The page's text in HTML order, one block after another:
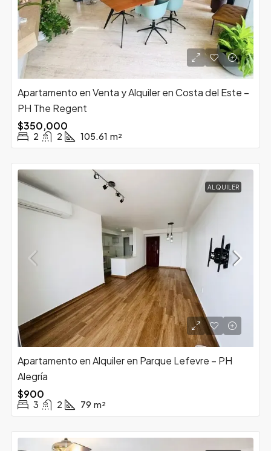
Apartamento en Venta y Alquiler en Costa del Este –
PH The Regent
$350,000
2 2 105.61 m²
ALQUILER
Apartamento en Alquiler en Parque Lefevre – PH
Alegría
$900
3 2 79 m²